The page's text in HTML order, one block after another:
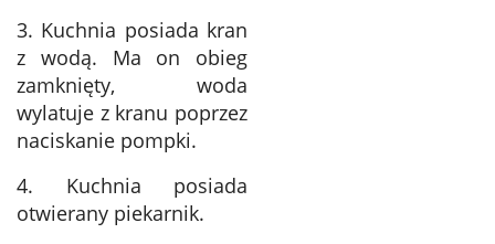
3. Kuchnia posiada kran
z wodą. Ma on obieg
zamknięty, woda
wylatuje z kranu poprzez
naciskanie pompki.
4. Kuchnia posiada
otwierany piekarnik.